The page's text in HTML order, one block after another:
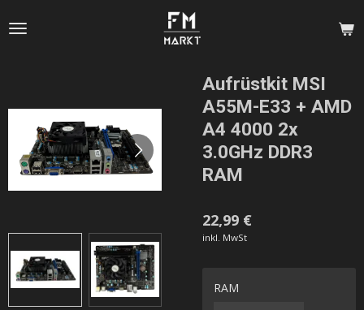
Hauptinhalt
Aufrüstkit MSI
A55M-E33 + AMD
A4 4000 2x
3.0GHz DDR3
RAM
22,99 €
inkl. MwSt
RAM